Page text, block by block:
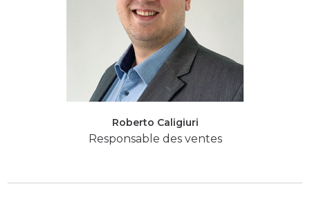
Roberto Caligiuri
Responsable des ventes